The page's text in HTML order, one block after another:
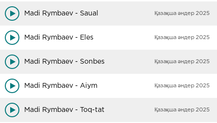
Madi Rymbaev - Saual Қазақша әндер 2025
Madi Rymbaev - Eles Қазақша әндер 2025
Madi Rymbaev - Sonbes Қазақша әндер 2025
Madi Rymbaev - Aiym Қазақша әндер 2025
Madi Rymbaev - Toq-tat Қазақша әндер 2025